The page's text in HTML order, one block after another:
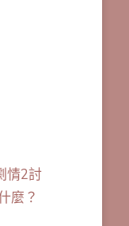
情2討
麼？